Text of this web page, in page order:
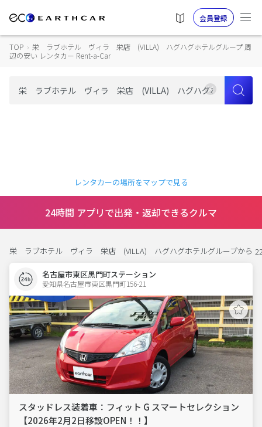
会員登録
TOP › 栄 ラブホテル ヴィラ 栄店 (VILLA) ハグハグホテルグループ 周
辺の安い レンタカー Rent-a-Car
レンタカーの場所をマップで見る
24時間 アプリで出発・返却できるクルマ
栄 ラブホテル ヴィラ 栄店 (VILLA) ハグハグホテルグループから
名古屋市東区黒門町ステーション
愛知県名古屋市東区黒門町156-21
スタッドレス装着車：フィット G スマートセレクション
【2026年2月2日移設OPEN！！】